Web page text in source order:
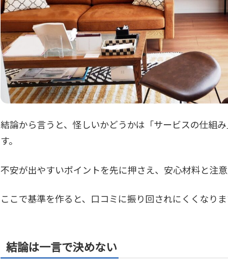
結論から言うと、怪しいかどうかは「サービスの仕組
す。
不安が出やすいポイントを先に押さえ、安心材料と注意
ここで基準を作ると、口コミに振り回されにくくなりま
結論は一言で決めない